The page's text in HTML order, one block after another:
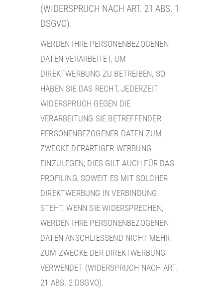
(WIDERSPRUCH NACH ART. 21 ABS. 1
DSGVO).
WERDEN IHRE PERSONENBEZOGENEN
DATEN VERARBEITET, UM
DIREKTWERBUNG ZU BETREIBEN, SO
HABEN SIE DAS RECHT, JEDERZEIT
WIDERSPRUCH GEGEN DIE
VERARBEITUNG SIE BETREFFENDER
PERSONENBEZOGENER DATEN ZUM
ZWECKE DERARTIGER WERBUNG
EINZULEGEN; DIES GILT AUCH FÜR DAS
PROFILING, SOWEIT ES MIT SOLCHER
DIREKTWERBUNG IN VERBINDUNG
STEHT. WENN SIE WIDERSPRECHEN,
WERDEN IHRE PERSONENBEZOGENEN
DATEN ANSCHLIESSEND NICHT MEHR
ZUM ZWECKE DER DIREKTWERBUNG
VERWENDET (WIDERSPRUCH NACH ART.
21 ABS. 2 DSGVO).